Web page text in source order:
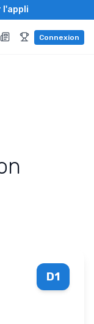
l'appli
Connexion
D1